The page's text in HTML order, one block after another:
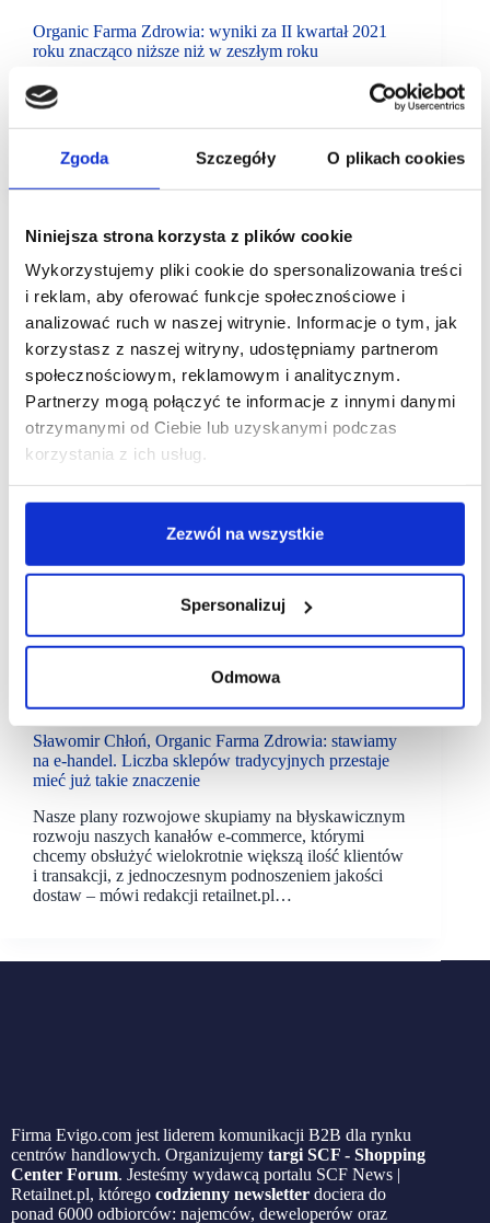
Zgoda Szczegóły O plikach cookies
Niniejsza strona korzysta z plików cookie
Wykorzystujemy pliki cookie do spersonalizowania treści
i reklam, aby oferować funkcje społecznościowe i
analizować ruch w naszej witrynie. Informacje o tym, jak
korzystasz z naszej witryny, udostępniamy partnerom
społecznościowym, reklamowym i analitycznym.
Partnerzy mogą połączyć te informacje z innymi danymi
otrzymanymi od Ciebie lub uzyskanymi podczas
korzystania z ich usług.
Zezwól na wszystkie
Spersonalizuj
Odmowa
Organic Farma Zdrowia: wyniki za II kwartał 2021
roku znacząco niższe niż w zeszłym roku
Sieć Organic Farma Zdrowia podsumowała II kwartał
2021 r., który zakończył się dla spółki sprzedażą 13,4
mln zł, co oznacza wzrost o 8,7% r Grupa odnotowała
sprzedaż na poziomie 23,9 mln…
Sławomir Chłoń, Organic Farma Zdrowia: stawiamy
na e-handel. Liczba sklepów tradycyjnych przestaje
mieć już takie znaczenie
Nasze plany rozwojowe skupiamy na błyskawicznym
rozwoju naszych kanałów e-commerce, którymi
chcemy obsłużyć wielokrotnie większą ilość klientów
i transakcji, z jednoczesnym podnoszeniem jakości
dostaw – mówi redakcji retailnet.pl…
Firma Evigo.com jest liderem komunikacji B2B dla rynku
centrów handlowych. Organizujemy targi SCF - Shopping
Center Forum. Jesteśmy wydawcą portalu SCF News |
Retailnet.pl, którego codzienny newsletter dociera do
ponad 6000 odbiorców: najemców, deweloperów oraz